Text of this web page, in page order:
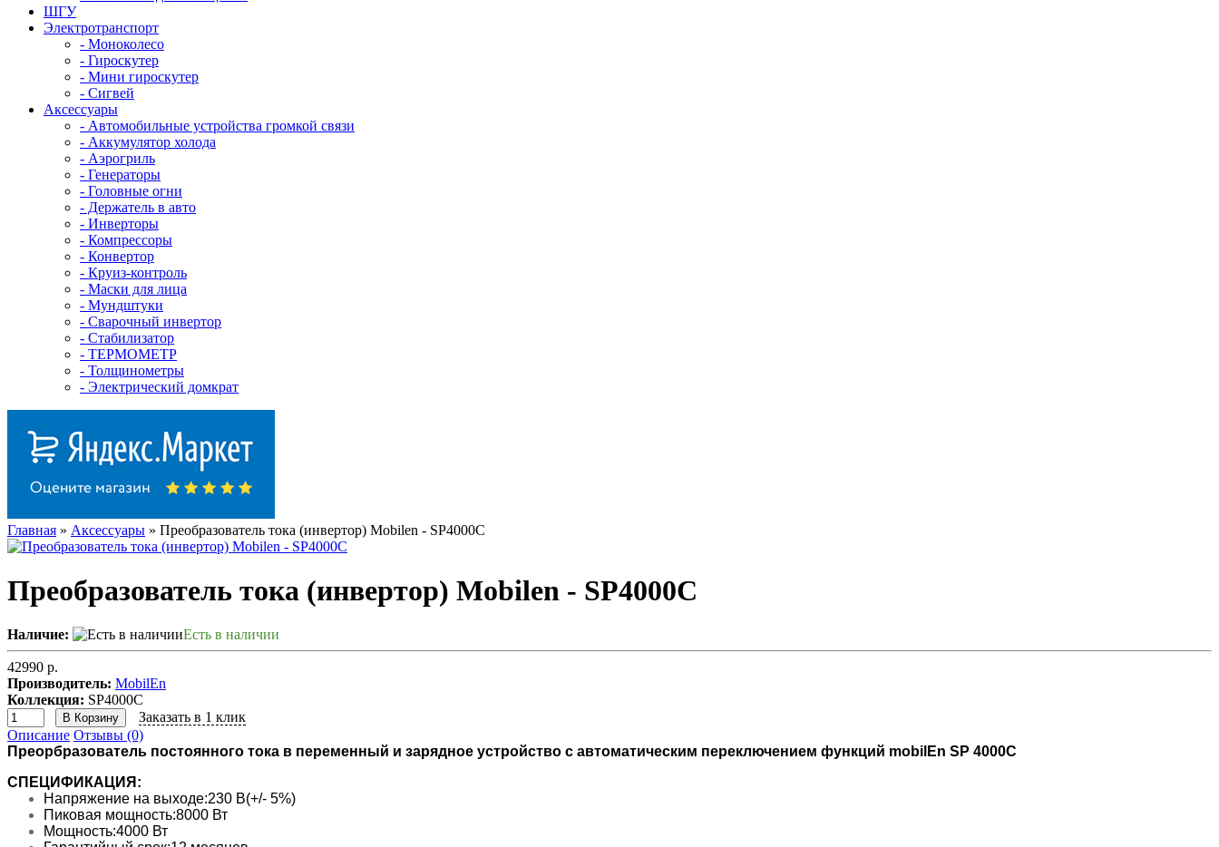
ШГУ
Электротранспорт
- Mоноколесо
- Гироскутер
- Мини гироскутер
- Сигвей
Аксессуары
- Автомобильные устройства громкой связи
- Аккумулятор холода
- Аэрогриль
- Генераторы
- Головные огни
- Держатель в авто
- Инверторы
- Компрессоры
- Конвертор
- Круиз-контроль
- Маски для лица
- Мундштуки
- Сварочный инвертор
- Стабилизатор
- ТЕРМОМЕТР
- Толщинометры
- Электрический домкрат
Главная » Аксессуары » Преобразователь тока (инвертор) Mobilen - SP4000С
Преобразователь тока (инвертор) Mobilen - SP4000С
Наличие: Есть в наличии
42990 р.
Производитель: MobilEn
Коллекция: SP4000С
В Корзину
Заказать в 1 клик
Описание Отзывы (0)
Преорбразователь постоянного тока в переменный и зарядное устройство с автоматическим переключением функций mobilEn SP 4000C
СПЕЦИФИКАЦИЯ:
Напряжение на выходе:230 В(+/- 5%)
Пиковая мощность:8000 Вт
Мощность:4000 Вт